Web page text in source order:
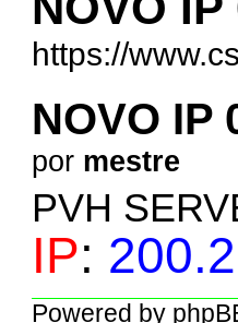
https://
NOVO IP
por mestre
PVH
IP:
Powered by